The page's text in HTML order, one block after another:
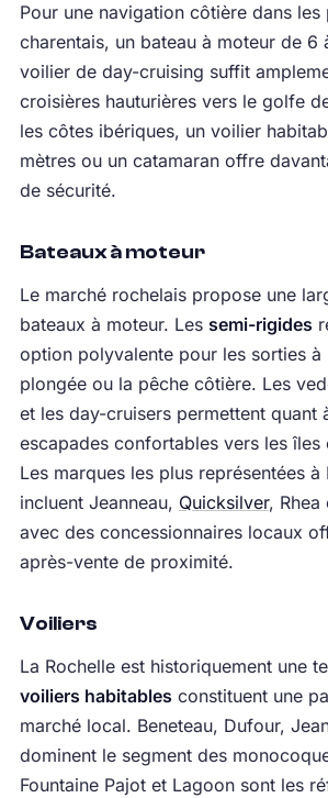
Pour une navigation côtière dans les
charentais, un bateau à moteur de 6
voilier de day-cruising suffit
croisières hauturières vers le golfe
les côtes ibériques, un voilier
mètres ou un catamaran offre
de sécurité.
Bateaux à moteur
Le marché rochelais propose une
bateaux à moteur. Les semi-rigides
option polyvalente pour les sorties à
plongée ou la pêche côtière. Les
et les day-cruisers permettent quant
escapades confortables vers les îles
Les marques les plus représentées à
incluent Jeanneau, Quicksilver, Rhea
avec des concessionnaires locaux
après-vente de proximité.
Voiliers
La Rochelle est historiquement une
voiliers habitables constituent une
marché local. Beneteau, Dufour,
dominent le segment des
Fountaine Pajot et Lagoon sont les